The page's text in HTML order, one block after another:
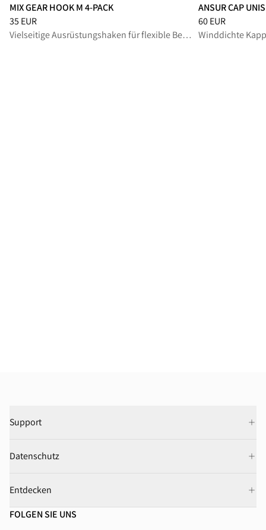
MIX GEAR HOOK M 4-PACK
Preis:35 EUR, reduziert von 35 EUR
35 EUR
Vielseitige Ausrüstungshaken für flexible Befestigung und Organisation bei anspruchsvollen Outdoor-Einsätzen
ANSUR CAP
Preis:60 EUR,
60 EUR
Winddichte
Support
Datenschutz
Entdecken
FOLGEN SIE UNS